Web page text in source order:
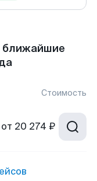
ближайшие
Стоимость
от 20 274 ₽